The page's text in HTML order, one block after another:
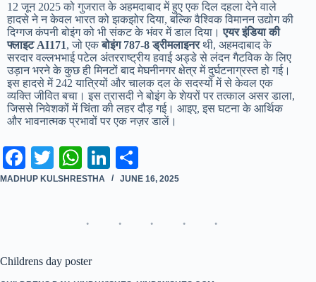
12 जून 2025 को गुजरात के अहमदाबाद में हुए एक दिल दहला देने वाले
हादसे ने न केवल भारत को झकझोर दिया, बल्कि वैश्विक विमानन उद्योग की
दिग्गज कंपनी बोइंग को भी संकट के भंवर में डाल दिया।एयर इंडिया की
फ्लाइट AI171, जो एकबोइंग 787-8 ड्रीमलाइनरथी, अहमदाबाद के
सरदार वल्लभभाई पटेल अंतरराष्ट्रीय हवाई अड्डे से लंदन गैटविक के लिए
उड़ान भरने के कुछ ही मिनटों बाद मेघनीनगर क्षेत्र में दुर्घटनाग्रस्त हो गई।
इस हादसे में 242 यात्रियों और चालक दल के सदस्यों में से केवल एक
व्यक्ति जीवित बचा। इस त्रासदी ने बोइंग के शेयरों पर तत्काल असर डाला,
जिससे निवेशकों में चिंता की लहर दौड़ गई। आइए, इस घटना के आर्थिक
और भावनात्मक प्रभावों पर एक नज़र डालें।
Fa
ce
T
wi
W
ha
A
Li
nk
In
ha
MADHUP KULSHRESTHA JUNE 16, 2025
Childrens day poster